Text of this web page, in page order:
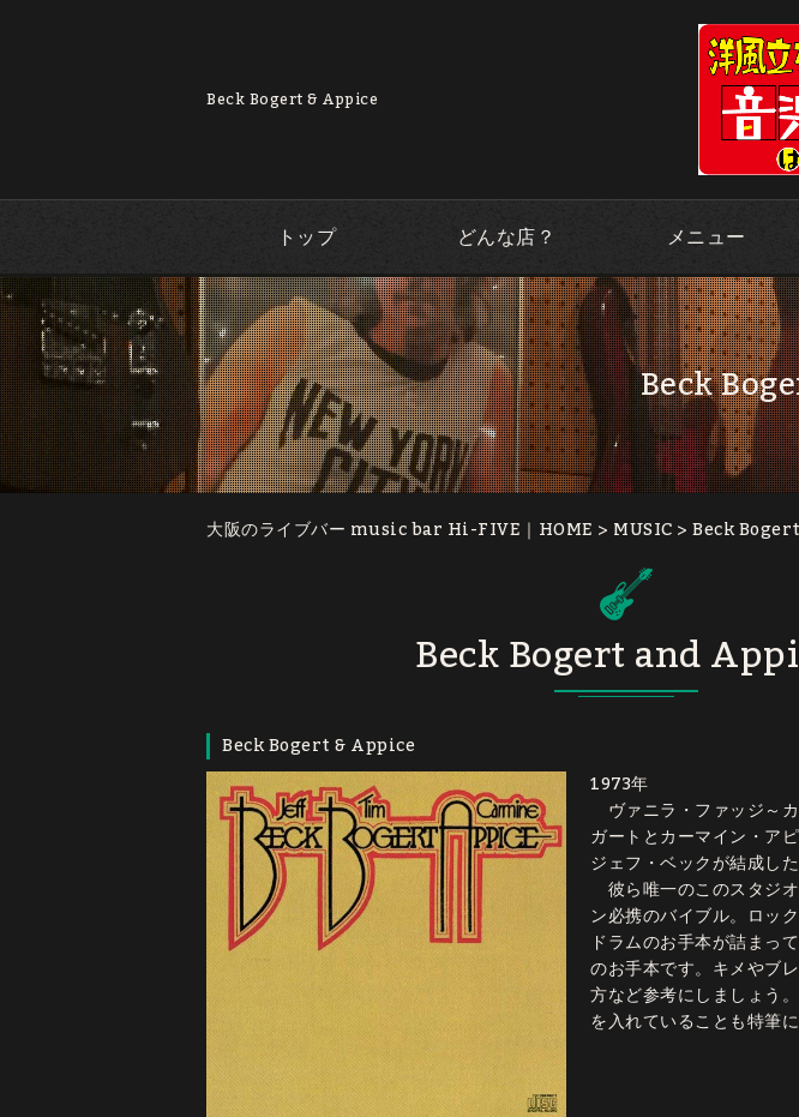
Beck Bogert & Appice
トップ どんな店？ メニュー
Beck
大阪のライブバー music bar Hi-FIVE｜HOME > MUSIC> Beck
Beck Bogert and
Beck Bogert & Appice
1973年
ヴァニラ・ファッジ～
ガートとカーマイン・ア
ジェフ・ベックが結成し
彼ら唯一のこのスタジ
ン必携のバイブル。ロッ
ドラムのお手本が詰まっ
のお手本です。キメやブ
方など参考にしましょう
を入れていることも特筆に